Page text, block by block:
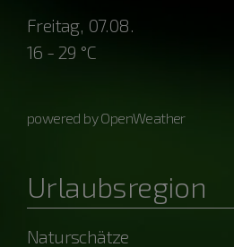
Freitag, 07.08.
16 - 29 °C
powered by OpenWeather
Urlaubsregion
Naturschätze